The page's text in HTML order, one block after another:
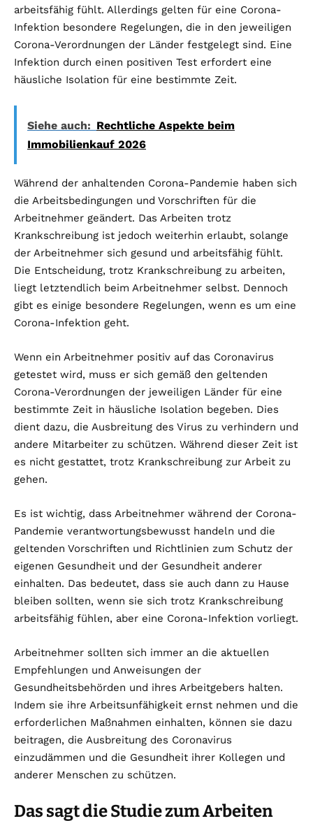
arbeitsfähig fühlt. Allerdings gelten für eine Corona-
Infektion besondere Regelungen, die in den jeweiligen
Corona-Verordnungen der Länder festgelegt sind. Eine
Infektion durch einen positiven Test erfordert eine
häusliche Isolation für eine bestimmte Zeit.
Siehe auch: Rechtliche Aspekte beim
Immobilienkauf 2026
Während der anhaltenden Corona-Pandemie haben sich
die Arbeitsbedingungen und Vorschriften für die
Arbeitnehmer geändert. Das Arbeiten trotz
Krankschreibung ist jedoch weiterhin erlaubt, solange
der Arbeitnehmer sich gesund und arbeitsfähig fühlt.
Die Entscheidung, trotz Krankschreibung zu arbeiten,
liegt letztendlich beim Arbeitnehmer selbst. Dennoch
gibt es einige besondere Regelungen, wenn es um eine
Corona-Infektion geht.
Wenn ein Arbeitnehmer positiv auf das Coronavirus
getestet wird, muss er sich gemäß den geltenden
Corona-Verordnungen der jeweiligen Länder für eine
bestimmte Zeit in häusliche Isolation begeben. Dies
dient dazu, die Ausbreitung des Virus zu verhindern und
andere Mitarbeiter zu schützen. Während dieser Zeit ist
es nicht gestattet, trotz Krankschreibung zur Arbeit zu
gehen.
Es ist wichtig, dass Arbeitnehmer während der Corona-
Pandemie verantwortungsbewusst handeln und die
geltenden Vorschriften und Richtlinien zum Schutz der
eigenen Gesundheit und der Gesundheit anderer
einhalten. Das bedeutet, dass sie auch dann zu Hause
bleiben sollten, wenn sie sich trotz Krankschreibung
arbeitsfähig fühlen, aber eine Corona-Infektion vorliegt.
Arbeitnehmer sollten sich immer an die aktuellen
Empfehlungen und Anweisungen der
Gesundheitsbehörden und ihres Arbeitgebers halten.
Indem sie ihre Arbeitsunfähigkeit ernst nehmen und die
erforderlichen Maßnahmen einhalten, können sie dazu
beitragen, die Ausbreitung des Coronavirus
einzudämmen und die Gesundheit ihrer Kollegen und
anderer Menschen zu schützen.
Das sagt die Studie zum Arbeiten